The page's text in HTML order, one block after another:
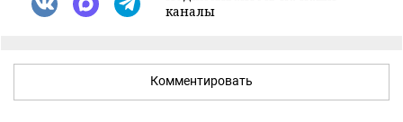
каналы
Комментировать